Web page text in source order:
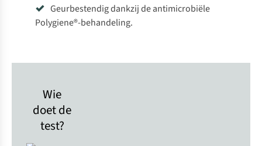
Geurbestendig dankzij de antimicrobiële
Polygiene®-behandeling.
Wie
doet de
test?